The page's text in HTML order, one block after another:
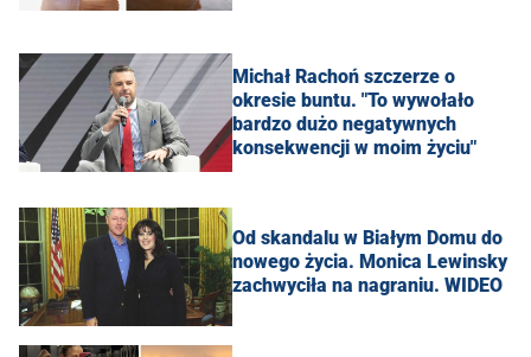
Michał Rachoń szczerze o
okresie buntu. "To wywołało
bardzo dużo negatywnych
konsekwencji w moim życiu"
Od skandalu w Białym Domu do
nowego życia. Monica Lewinsky
zachwyciła na nagraniu. WIDEO